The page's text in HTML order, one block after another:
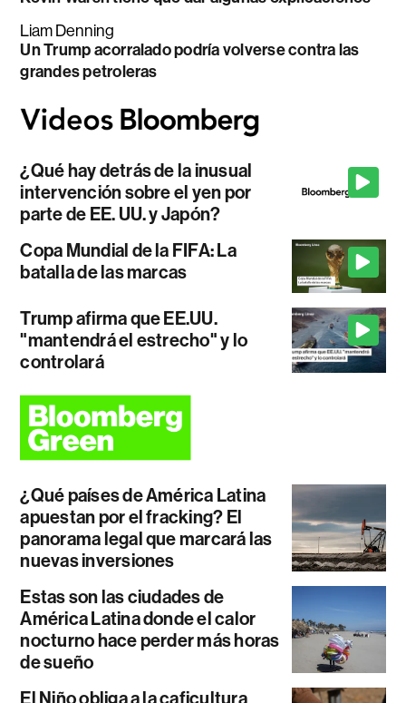
Liam Denning
Un Trump acorralado podría volverse contra las
grandes petroleras
¿Qué hay detrás de la inusual
intervención sobre el yen por
parte de EE. UU. y Japón?
Copa Mundial de la FIFA: La
batalla de las marcas
Trump afirma que EE.UU.
"mantendrá el estrecho" y lo
controlará
¿Qué países de América Latina
apuestan por el fracking? El
panorama legal que marcará las
nuevas inversiones
Estas son las ciudades de
América Latina donde el calor
nocturno hace perder más horas
de sueño
El Niño obliga a la caficultura